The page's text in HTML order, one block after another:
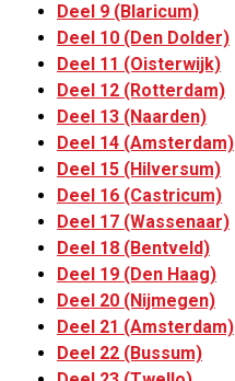
Deel 9 (Blaricum)
Deel 10 (Den Dolder)
Deel 11 (Oisterwijk)
Deel 12 (Rotterdam)
Deel 13 (Naarden)
Deel 14 (Amsterdam)
Deel 15 (Hilversum)
Deel 16 (Castricum)
Deel 17 (Wassenaar)
Deel 18 (Bentveld)
Deel 19 (Den Haag)
Deel 20 (Nijmegen)
Deel 21 (Amsterdam)
Deel 22 (Bussum)